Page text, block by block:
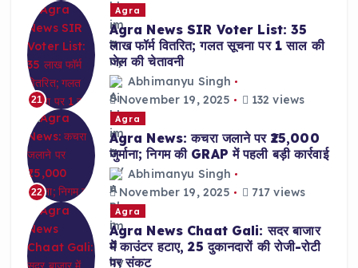
21
Agra
Agra News SIR Voter List: 35
लाख फॉर्म वितरित; गलत सूचना पर 1 साल की
जेल की चेतावनी
Abhimanyu Singh
November 19, 2025
132 views
22
Agra
Agra News: कचरा जलाने पर ₹25,000
जुर्माना; निगम की GRAP में पहली बड़ी कार्रवाई
Abhimanyu Singh
November 19, 2025
717 views
Agra
Agra News Chaat Gali: सदर बाजार
में काउंटर हटाए, 25 दुकानदारों की रोजी-रोटी
पर संकट